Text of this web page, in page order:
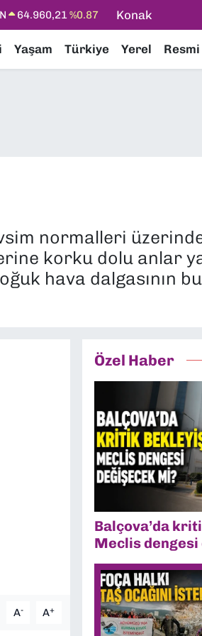
47,7436 %0.18
55,2510%0.32
64,4811%0.38
Konak
Yaşam Türkiye Yerel
normalleri
korku dolu anlar
hava dalgasının
A- A+
Özel Haber
Balçova’da
Meclis